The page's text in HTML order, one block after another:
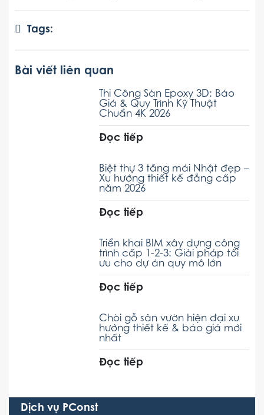
Tags:
Bài viết liên quan
Thi Công Sàn Epoxy 3D: Báo
Giá & Quy Trình Kỹ Thuật
Chuẩn 4K 2026
Đọc tiếp
Biệt thự 3 tầng mái Nhật đẹp –
Xu hướng thiết kế đẳng cấp
năm 2026
Đọc tiếp
Triển khai BIM xây dựng công
trình cấp 1-2-3: Giải pháp tối
ưu cho dự án quy mô lớn
Đọc tiếp
Chòi gỗ sân vườn hiện đại xu
hướng thiết kế & báo giá mới
nhất
Đọc tiếp
Dịch vụ PConst